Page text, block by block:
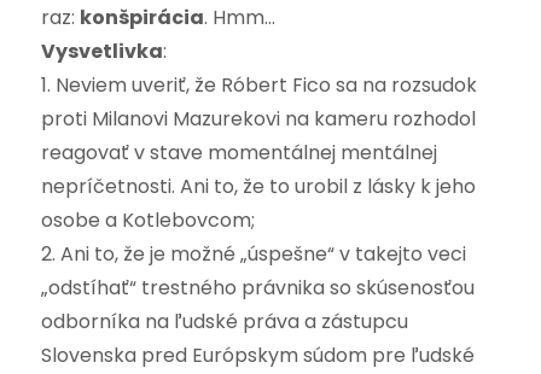
raz: konšpirácia. Hmm…
Vysvetlivka:
1. Neviem uveriť, že Róbert Fico sa na rozsudok
proti Milanovi Mazurekovi na kameru rozhodol
reagovať v stave momentálnej mentálnej
nepríčetnosti. Ani to, že to urobil z lásky k jeho
osobe a Kotlebovcom;
2. Ani to, že je možné „úspešne“ v takejto veci
„odstíhať“ trestného právnika so skúsenosťou
odborníka na ľudské práva a zástupcu
Slovenska pred Európskym súdom pre ľudské